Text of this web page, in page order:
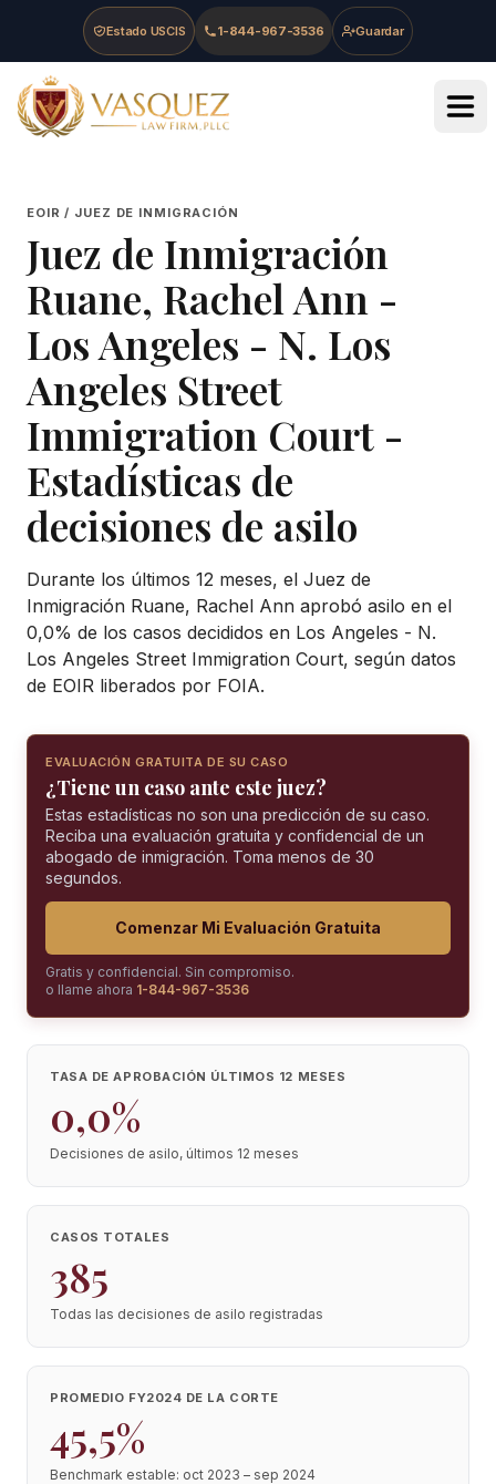
Skip to main content
Skip to navigation
Skip to footer
Estado USCIS 1-844-967-3536 Guardar
Vasquez Law Firm - Home
EOIR / JUEZ DE INMIGRACIÓN
Juez de Inmigración
Ruane, Rachel Ann -
Los Angeles - N. Los
Angeles Street
Immigration Court -
Estadísticas de
decisiones de asilo
Durante los últimos 12 meses, el Juez de
Inmigración Ruane, Rachel Ann aprobó asilo en el
0,0% de los casos decididos en Los Angeles - N.
Los Angeles Street Immigration Court, según datos
de EOIR liberados por FOIA.
EVALUACIÓN GRATUITA DE SU CASO
¿Tiene un caso ante este juez?
Estas estadísticas no son una predicción de su caso.
Reciba una evaluación gratuita y confidencial de un
abogado de inmigración. Toma menos de 30
segundos.
Comenzar Mi Evaluación Gratuita
Gratis y confidencial. Sin compromiso.
o llame ahora 1-844-967-3536
TASA DE APROBACIÓN ÚLTIMOS 12 MESES
0,0%
Decisiones de asilo, últimos 12 meses
CASOS TOTALES
385
Todas las decisiones de asilo registradas
PROMEDIO FY2024 DE LA CORTE
45,5%
Benchmark estable: oct 2023 – sep 2024